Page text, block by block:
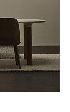
なりました。